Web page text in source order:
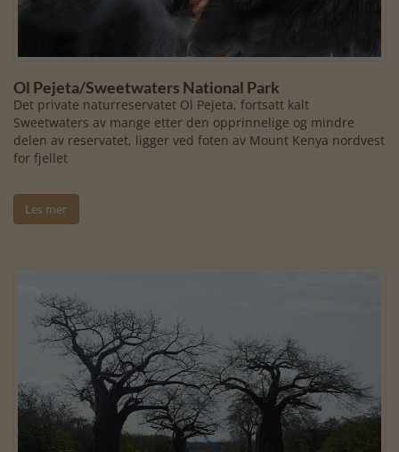
Ol Pejeta/Sweetwaters National Park
Det private naturreservatet Ol Pejeta, fortsatt kalt
Sweetwaters av mange etter den opprinnelige og mindre
delen av reservatet, ligger ved foten av Mount Kenya nordvest
for fjellet
Les mer